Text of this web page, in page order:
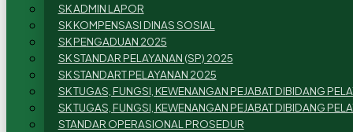
SK ADMIN LAPOR
SK KOMPENSASI DINAS SOSIAL
SK PENGADUAN 2025
SK STANDAR PELAYANAN (SP) 2025
SK STANDART PELAYANAN 2025
SK TUGAS, FUNGSI, KEWENANGAN PEJABAT DIBIDANG
SK TUGAS, FUNGSI, KEWENANGAN PEJABAT DIBIDANG
STANDAR OPERASIONAL PROSEDUR